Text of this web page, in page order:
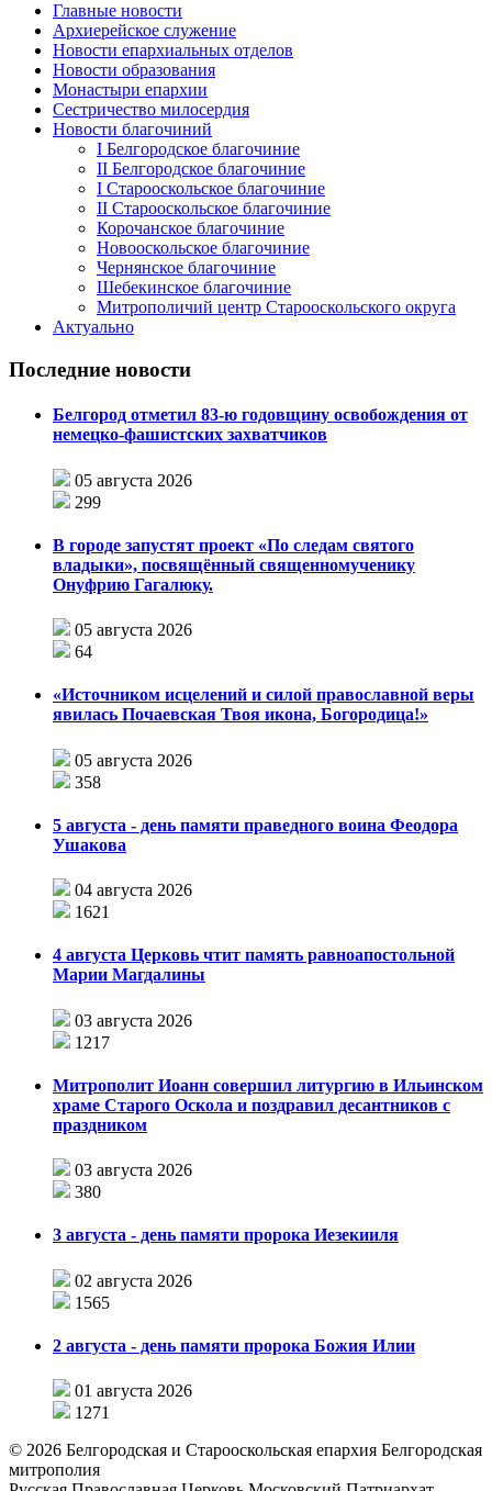
Главные новости
Архиерейское служение
Новости епархиальных отделов
Новости образования
Монастыри епархии
Сестричество милосердия
Новости благочиний
I Белгородское благочиние
II Белгородское благочиние
I Старооскольское благочиние
II Старооскольское благочиние
Корочанское благочиние
Новооскольское благочиние
Чернянское благочиние
Шебекинское благочиние
Митрополичий центр Старооскольского округа
Актуально
Последние новости
Белгород отметил 83-ю годовщину освобождения от
немецко-фашистских захватчиков
05 августа 2026
299
В городе запустят проект «По следам святого
владыки», посвящённый священномученику
Онуфрию Гагалюку.
05 августа 2026
64
«Источником исцелений и силой православной веры
явилась Почаевская Твоя икона, Богородица!»
05 августа 2026
358
5 августа - день памяти праведного воина Феодора
Ушакова
04 августа 2026
1621
4 августа Церковь чтит память равноапостольной
Марии Магдалины
03 августа 2026
1217
Митрополит Иоанн совершил литургию в Ильинском
храме Старого Оскола и поздравил десантников с
праздником
03 августа 2026
380
3 августа - день памяти пророка Иезекииля
02 августа 2026
1565
2 августа - день памяти пророка Божия Илии
01 августа 2026
1271
© 2026 Белгородская и Старооскольская епархия Белгородская
митрополия